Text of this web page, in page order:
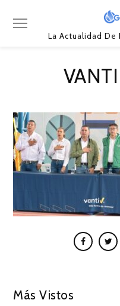
La Actualidad De
Más Vistos